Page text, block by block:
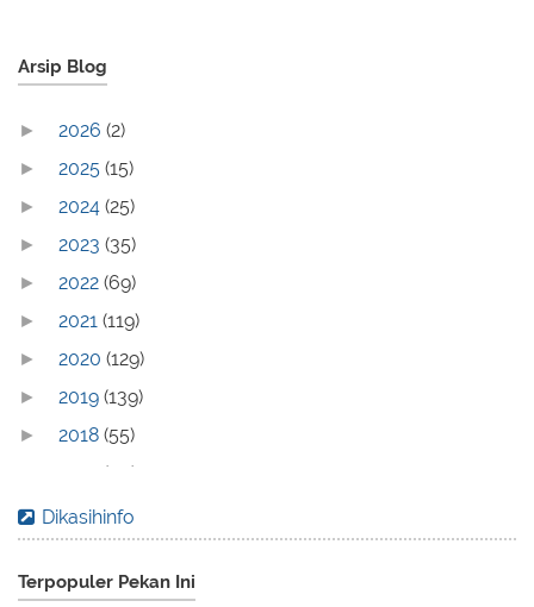
Arsip Blog
► 2026 (2)
► 2025 (15)
► 2024 (25)
► 2023 (35)
► 2022 (69)
► 2021 (119)
► 2020 (129)
► 2019 (139)
► 2018 (55)
(70)
► 2016(83)
► 2014(44)
Dikasihinfo
Terpopuler Pekan Ini